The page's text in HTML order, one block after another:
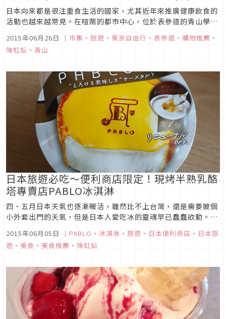
日本向來都是很注重食生活的國家，尤其近年來推廣健康飲食的
活動也越來越常見。在喧鬧的都市中心，位於表參道的青山學院
Farmer's Market at UNU。青山Farmer's Market的中心理
念是「優質生活從優質飲食開始。」，負責經營的...
2015年06月26日 ｜ 市集 、 旅遊 、 東京自由行 、 表參道 、 購物推薦 、
陳虹妘 、 青山
日本旅遊必吃～便利商店限定！現烤半熟乳酪
塔專賣店PABLO冰淇淋
四、五月日本天氣也逐漸暖活，雖然比不上台灣，還是需要披個
小外套出門的天氣，但是日本人愛吃冰的靈魂早已蠢蠢欲動。今
年春天PABLO和赤城乳業的跨公司合作可以說是將「罪惡×罪
惡 = 美味」方程式發揮到極點了！在近幾年捲起現烤乳酪塔熱潮
的日本中，PABLO可以說是規模最大，最知名的店。他們的乳
2015年06月05日 ｜ PABLO 、 冰淇淋 、 旅遊 、 日本便利商店 、 日本旅
遊 、 美食 、 美食推薦 、 陳虹妘